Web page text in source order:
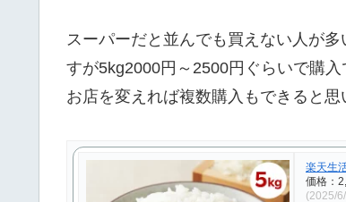
スーパーだと並んでも買えない人が
すが5kg2000円～2500円ぐらいで購
お店を変えれば複数購入もできると
楽天生
価格：
(2025/